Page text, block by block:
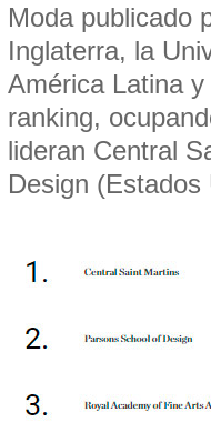
Moda publicado
Inglaterra, la
América Latina
ranking,
lideran Central
Design (Estados